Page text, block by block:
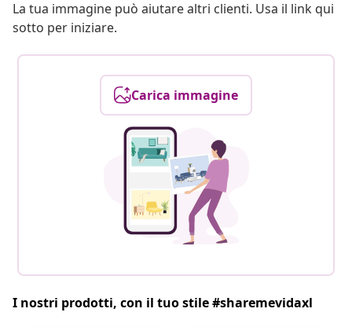
La tua immagine può aiutare altri clienti. Usa il link qui
sotto per iniziare.
Carica immagine
I nostri prodotti, con il tuo stile #sharemevidaxl